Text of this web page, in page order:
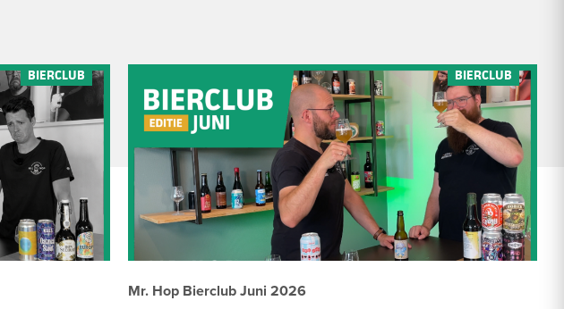
Mr. Hop Bierclub Juni 2026